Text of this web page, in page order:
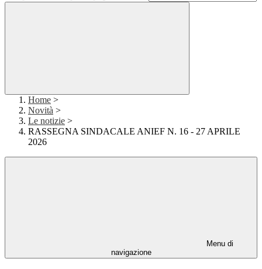
Home >
Novità >
Le notizie >
RASSEGNA SINDACALE ANIEF N. 16 - 27 APRILE
2026
Menu di
navigazione